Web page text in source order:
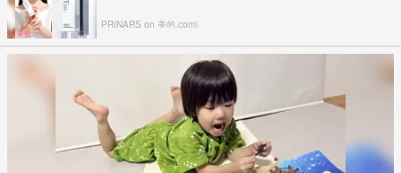
PR(NARS on 美的.com)